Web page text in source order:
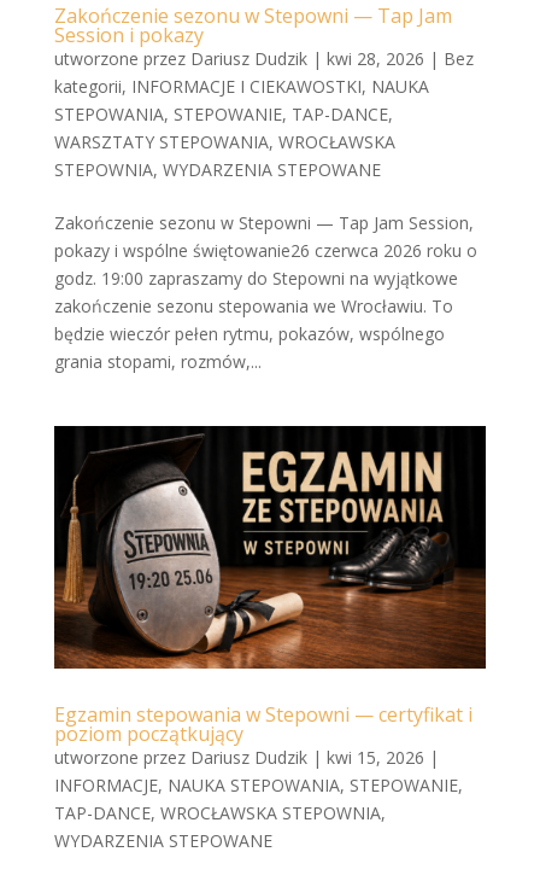
Zakończenie sezonu w Stepowni — Tap Jam
Session i pokazy
utworzone przez Dariusz Dudzik| kwi 28, 2026 | Bez
kategorii, INFORMACJE I CIEKAWOSTKI, NAUKA
STEPOWANIA, STEPOWANIE, TAP-DANCE,
WARSZTATY STEPOWANIA, WROCŁAWSKA
STEPOWNIA, WYDARZENIA STEPOWANE
Zakończenie sezonu w Stepowni — Tap Jam Session,
pokazy i wspólne świętowanie26 czerwca 2026 roku o
godz. 19:00 zapraszamy do Stepowni na wyjątkowe
zakończenie sezonu stepowania we Wrocławiu. To
będzie wieczór pełen rytmu, pokazów, wspólnego
grania stopami, rozmów,...
Egzamin stepowania w Stepowni — certyfikat i
poziom początkujący
utworzone przez Dariusz Dudzik| kwi 15, 2026 |
INFORMACJE, NAUKA STEPOWANIA, STEPOWANIE,
TAP-DANCE, WROCŁAWSKA STEPOWNIA,
WYDARZENIA STEPOWANE